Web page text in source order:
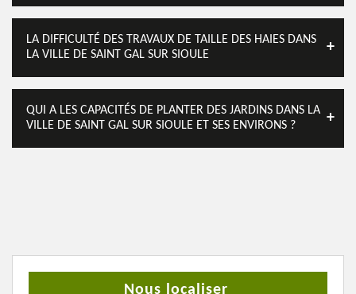
LA DIFFICULTÉ DES TRAVAUX DE TAILLE DES HAIES DANS
LA VILLE DE SAINT GAL SUR SIOULE
QUI A LES CAPACITÉS DE PLANTER DES JARDINS DANS LA
VILLE DE SAINT GAL SUR SIOULE ET SES ENVIRONS ?
Nous localiser